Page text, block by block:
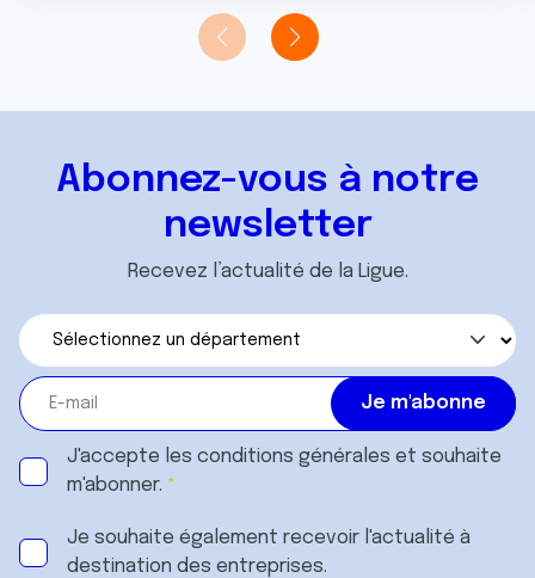
Abonnez-vous à notre
newsletter
Recevez l’actualité de la Ligue.
J'accepte les conditions générales et souhaite
m'abonner.
Je souhaite également recevoir l'actualité à
destination des entreprises.